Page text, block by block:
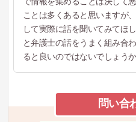
ことは多くあると思いますが
して実際に話を聞いてみてほ
と弁護士の話をうまく組み合
ると良いのではないでしょうか
問い合